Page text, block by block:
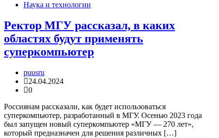
Наука и технологии
Ректор МГУ рассказал, в каких
областях будут применять
суперкомпьютер
puusru
24.04.2024
0
Россиянам рассказали, как будет использоваться
суперкомпьютер, разработанный в МГУ. Осенью 2023 года
был запущен новый суперкомпьютер «МГУ — 270 лет»,
который предназначен для решения различных […]